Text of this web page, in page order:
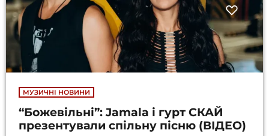
МУЗИЧНІ НОВИНИ
“Божевільні”: Jamala і гурт СКАЙ
презентували спільну пісню (ВІДЕО)